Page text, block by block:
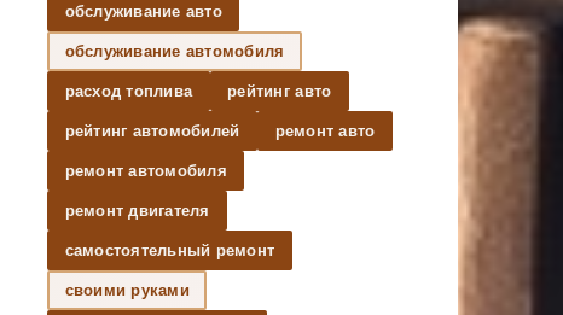
обслуживание авто
обслуживание автомобиля
расход топлива рейтинг авто
рейтинг автомобилей ремонт авто
ремонт автомобиля
ремонт двигателя
самостоятельный ремонт
своими руками